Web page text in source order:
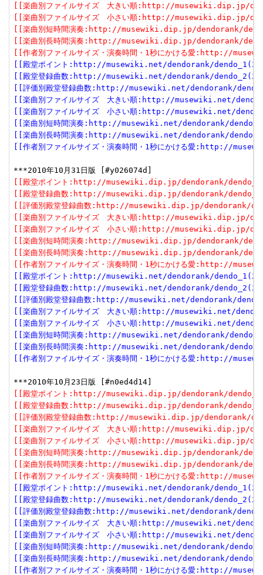
[[楽曲別ファイルサイズ　大きい順:http://musewiki.dip.jp/
[[楽曲別ファイルサイズ　小さい順:http://musewiki.dip.jp/
[[楽曲別短時間演奏:http://musewiki.dip.jp/dendorank/
[[楽曲別長時間演奏:http://musewiki.dip.jp/dendorank/
[[作者別ファイルサイズ・演奏時間・1秒にかける愛:http://
[[殿堂ポイント:http://musewiki.net/dendorank/
[[殿堂登録曲数:http://musewiki.net/dendorank/
[[評価別殿堂登録曲数:http://musewiki.net/dendorank/
[[楽曲別ファイルサイズ　大きい順:http://musewiki.net/
[[楽曲別ファイルサイズ　小さい順:http://musewiki.net/
[[楽曲別短時間演奏:http://musewiki.net/dendorank/
[[楽曲別長時間演奏:http://musewiki.net/dendorank/
[[作者別ファイルサイズ・演奏時間・1秒にかける愛:http://
[[殿堂ポイント:http://musewiki.dip.jp/dendorank/
[[殿堂登録曲数:http://musewiki.dip.jp/dendorank/
[[評価別殿堂登録曲数:http://musewiki.dip.jp/dendorank/
[[楽曲別ファイルサイズ　大きい順:http://musewiki.dip.jp/
[[楽曲別ファイルサイズ　小さい順:http://musewiki.dip.jp/
[[楽曲別短時間演奏:http://musewiki.dip.jp/dendorank/
[[楽曲別長時間演奏:http://musewiki.dip.jp/dendorank/
[[作者別ファイルサイズ・演奏時間・1秒にかける愛:http://
[[殿堂ポイント:http://musewiki.net/dendorank/
[[殿堂登録曲数:http://musewiki.net/dendorank/
[[評価別殿堂登録曲数:http://musewiki.net/dendorank/
[[楽曲別ファイルサイズ　大きい順:http://musewiki.net/
[[楽曲別ファイルサイズ　小さい順:http://musewiki.net/
[[楽曲別短時間演奏:http://musewiki.net/dendorank/
[[楽曲別長時間演奏:http://musewiki.net/dendorank/
[[作者別ファイルサイズ・演奏時間・1秒にかける愛:http://
[[殿堂ポイント:http://musewiki.dip.jp/dendorank/
[[殿堂登録曲数:http://musewiki.dip.jp/dendorank/
[[評価別殿堂登録曲数:http://musewiki.dip.jp/dendorank/
[[楽曲別ファイルサイズ　大きい順:http://musewiki.dip.jp/
[[楽曲別ファイルサイズ　小さい順:http://musewiki.dip.jp/
[[楽曲別短時間演奏:http://musewiki.dip.jp/dendorank/
[[楽曲別長時間演奏:http://musewiki.dip.jp/dendorank/
[[作者別ファイルサイズ・演奏時間・1秒にかける愛:http://
[[殿堂ポイント:http://musewiki.net/dendorank/
[[殿堂登録曲数:http://musewiki.net/dendorank/
[[評価別殿堂登録曲数:http://musewiki.net/dendorank/
[[楽曲別ファイルサイズ　大きい順:http://musewiki.net/
[[楽曲別ファイルサイズ　小さい順:http://musewiki.net/
[[楽曲別短時間演奏:http://musewiki.net/dendorank/
[[楽曲別長時間演奏:http://musewiki.net/dendorank/
[[作者別ファイルサイズ・演奏時間・1秒にかける愛:http://